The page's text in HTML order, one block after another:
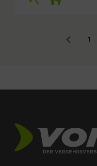
Zurück
1